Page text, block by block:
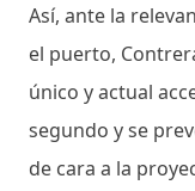
Así, ante la
el puerto,
único y actual
segundo y se
de cara a la